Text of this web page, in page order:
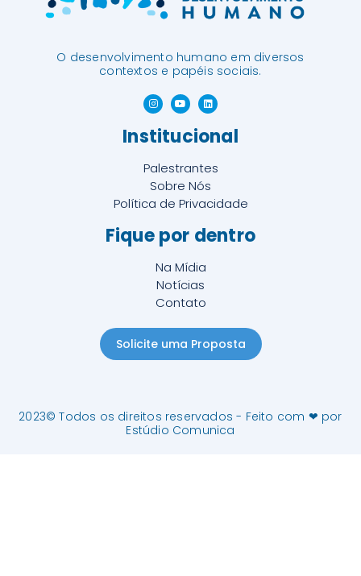
O desenvolvimento humano em diversos
contextos e papéis sociais.
Institucional
Palestrantes
Sobre Nós
Política de Privacidade
Fique por dentro
Na Mídia
Notícias
Contato
Solicite uma Proposta
2023© Todos os direitos reservados - Feito com ❤ por
Estúdio Comunica